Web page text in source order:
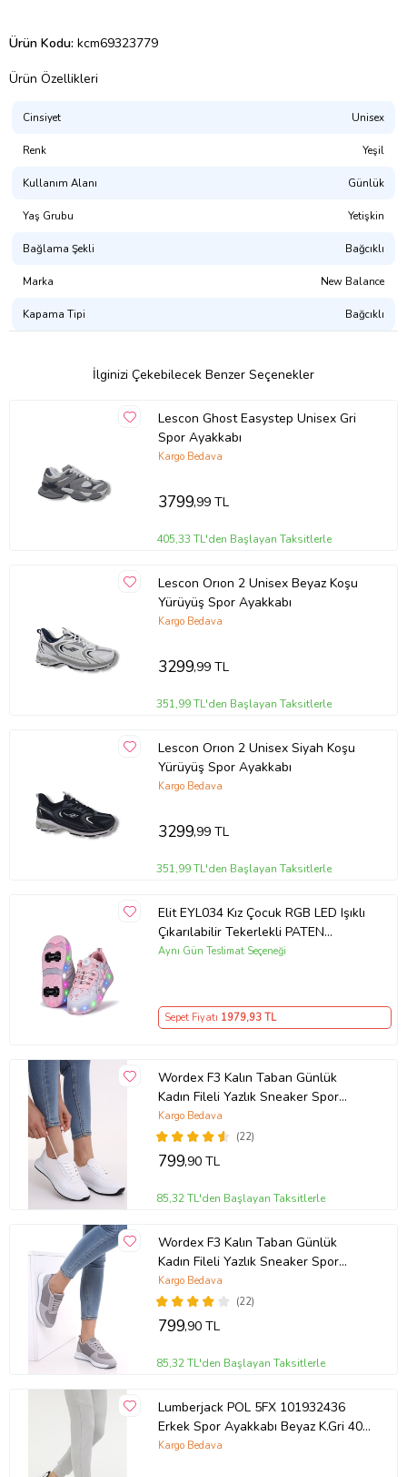
Ürün Kodu: kcm69323779
Ürün Özellikleri
Cinsiyet Unisex
Renk Yeşil
Kullanım Alanı Günlük
Yaş Grubu Yetişkin
Bağlama Şekli Bağcıklı
Marka New Balance
Kapama Tipi Bağcıklı
İlginizi Çekebilecek Benzer Seçenekler
Lescon Ghost Easystep Unisex Gri
Spor Ayakkabı
Kargo Bedava
3799,99 TL
405,33 TL'den Başlayan Taksitlerle
Lescon Orıon 2 Unisex Beyaz Koşu
Yürüyüş Spor Ayakkabı
Kargo Bedava
3299,99 TL
351,99 TL'den Başlayan Taksitlerle
Lescon Orıon 2 Unisex Siyah Koşu
Yürüyüş Spor Ayakkabı
Kargo Bedava
3299,99 TL
351,99 TL'den Başlayan Taksitlerle
Elit EYL034 Kız Çocuk RGB LED Işıklı
Çıkarılabilir Tekerlekli PATEN
Ayakkabı Pudra
Aynı Gün Teslimat Seçeneği
Sepet Fiyatı 1979,93 TL
Wordex F3 Kalın Taban Günlük
Kadın Fileli Yazlık Sneaker Spor
Ayakkabı (Beyaz)
(22)
Kargo Bedava
799,90 TL
85,32 TL'den Başlayan Taksitlerle
Wordex F3 Kalın Taban Günlük
Kadın Fileli Yazlık Sneaker Spor
Ayakkabı (Gri)
(22)
Kargo Bedava
799,90 TL
85,32 TL'den Başlayan Taksitlerle
Lumberjack POL 5FX 101932436
Erkek Spor Ayakkabı Beyaz K.Gri 40-
45 (Beyaz-Gri)
Kargo Bedava